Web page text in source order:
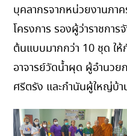
บุคลากรจากหน่วยงานภาค
โครงการ รองผู้ว่าราชก
ต้นแบบมากกว่า 10 ชุด ให้
อาจารย์วัดน้ำผุด ผู้อำนวย
ศรีตรัง และกำนันผู้ใหญ่บ้